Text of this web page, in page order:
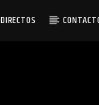
DIRECTOS